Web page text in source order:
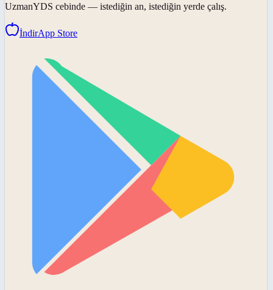
UzmanYDS cebinde — istediğin an, istediğin yerde çalış.
İndirApp Store